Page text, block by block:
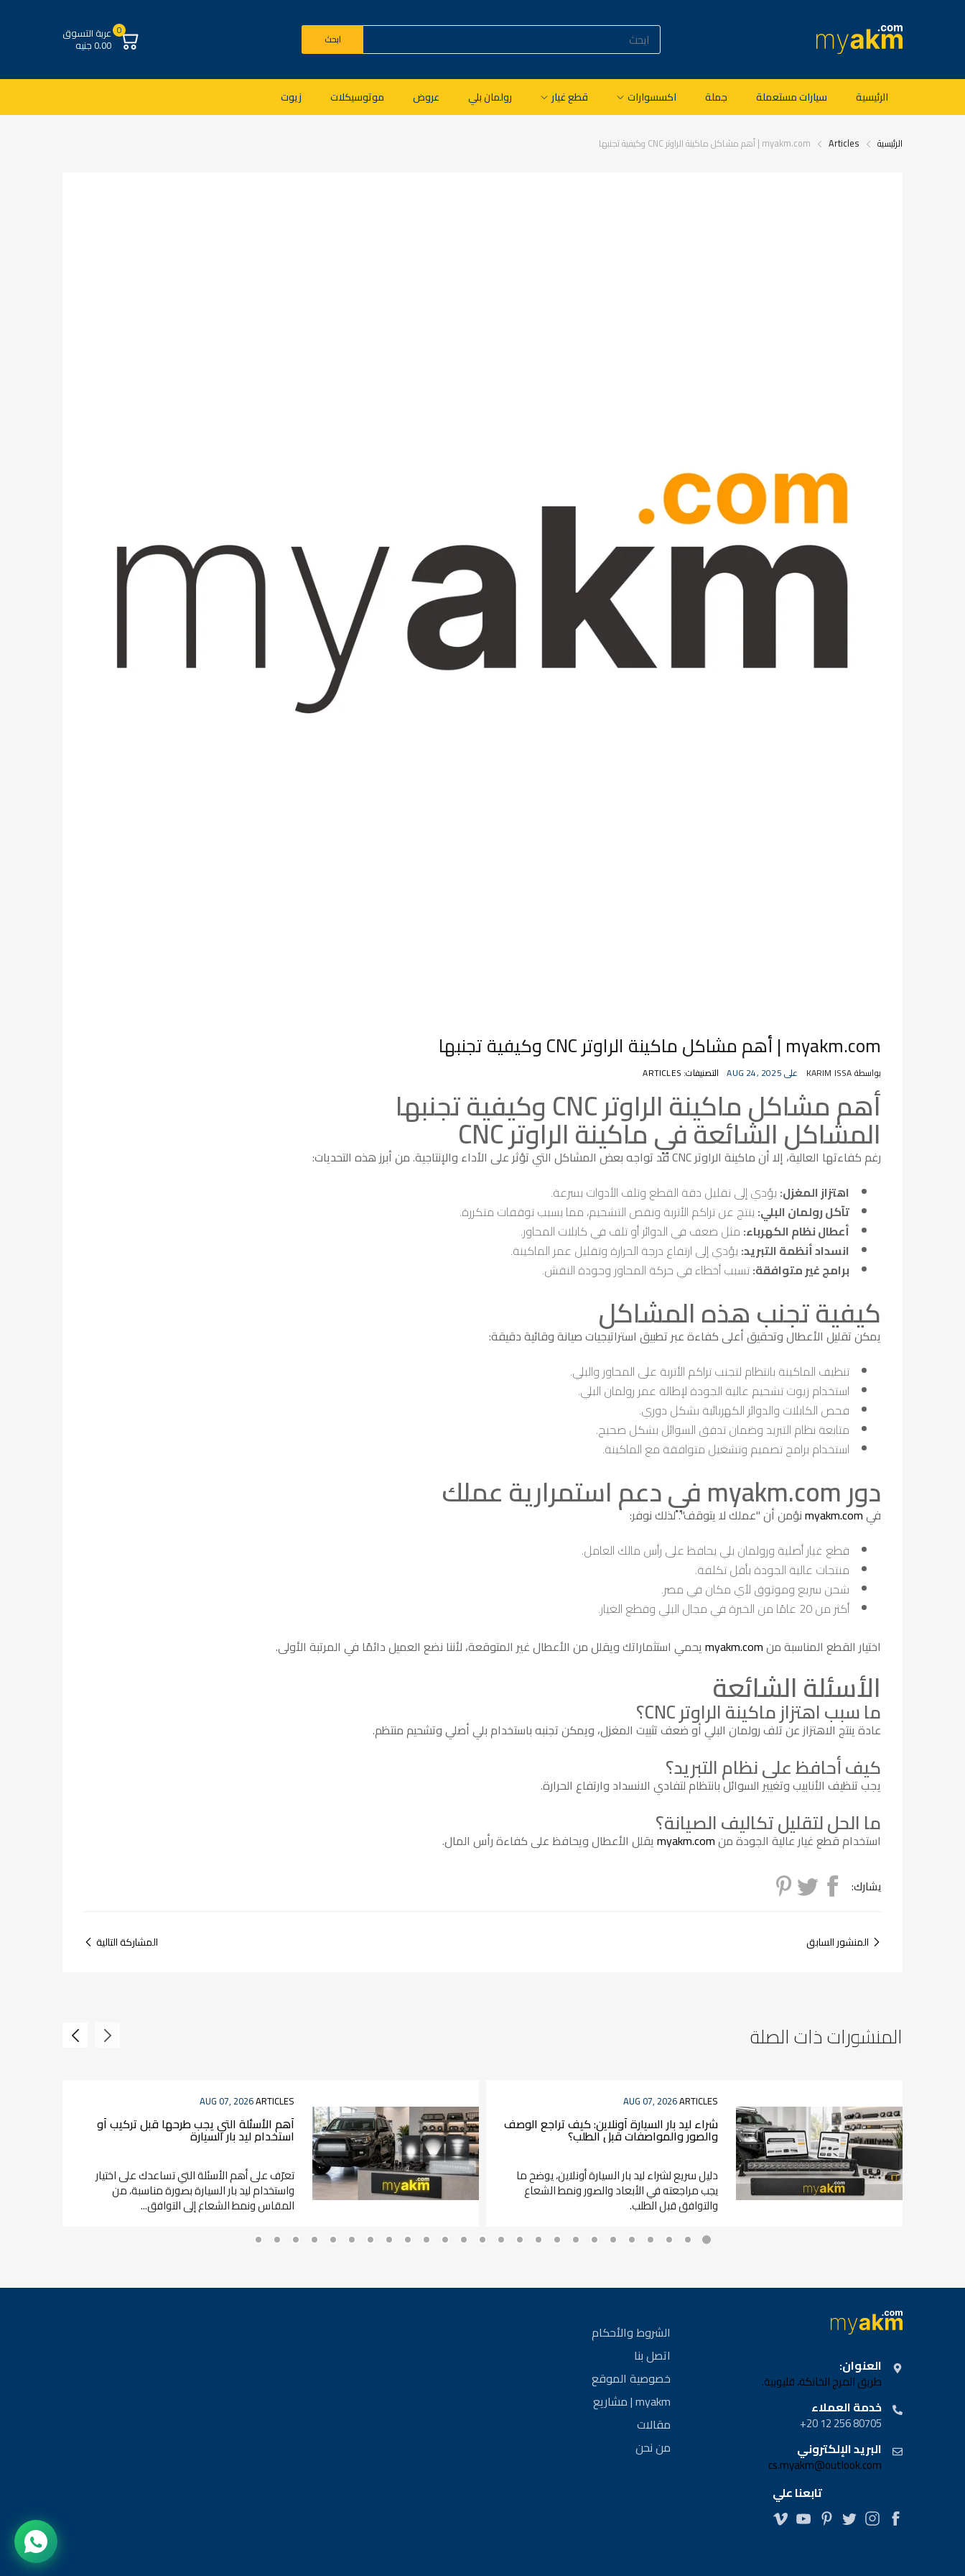
ابحث
0 عربة التسوق
0.00 جنيه
الرئيسية سيارات مستعملة جملة اكسسوارات قطع غيار رولمان بلي عروض موتوسيكلات زيوت
الرئيسية Articles myakm.com | أهم مشاكل ماكينة الراوتر CNC وكيفية تجنبها
myakm.com | أهم مشاكل ماكينة الراوتر CNC وكيفية تجنبها
بواسطة KARIM ISSA على AUG 24, 2025 التصنيفات: ARTICLES
أهم مشاكل ماكينة الراوتر CNC وكيفية تجنبها
المشاكل الشائعة في ماكينة الراوتر CNC
رغم كفاءتها العالية، إلا أن ماكينة الراوتر CNC قد تواجه بعض المشاكل التي تؤثر على الأداء والإنتاجية. من أبرز هذه التحديات:
اهتزاز المغزل:يؤدي إلى تقليل دقة القطع وتلف الأدوات بسرعة.
تآكل رولمان البلي:ينتج عن تراكم الأتربة ونقص التشحيم، مما يسبب توقفات متكررة.
أعطال نظام الكهرباء: مثل ضعف في الدوائر أو تلف في كابلات المحاور.
انسداد أنظمة التبريد:يؤدي إلى ارتفاع درجة الحرارة وتقليل عمر الماكينة.
برامج غير متوافقة:تسبب أخطاء في حركة المحاور وجودة النقش.
كيفية تجنب هذه المشاكل
يمكن تقليل الأعطال وتحقيق أعلى كفاءة عبر تطبيق استراتيجيات صيانة وقائية دقيقة:
تنظيف الماكينة بانتظام لتجنب تراكم الأتربة على المحاور والبلي.
استخدام زيوت تشحيم عالية الجودة لإطالة عمر رولمان البلي.
فحص الكابلات والدوائر الكهربائية بشكل دوري.
متابعة نظام التبريد وضمان تدفق السوائل بشكل صحيح.
استخدام برامج تصميم وتشغيل متوافقة مع الماكينة.
دور myakm.com في دعم استمرارية عملك
فيmyakm.comنؤمن أن "عملك لا يتوقف". لذلك نوفر:
قطع غيار أصلية ورولمان بلي يحافظ على رأس مالك العامل.
منتجات عالية الجودة بأقل تكلفة.
شحن سريع وموثوق لأي مكان في مصر.
أكثر من 20 عامًا من الخبرة في مجال البلي وقطع الغيار.
اختيار القطع المناسبة منmyakm.comيحمي استثماراتك ويقلل من الأعطال غير المتوقعة، لأننا نضع العميل دائمًا في المرتبة الأولى.
الأسئلة الشائعة
ما سبب اهتزاز ماكينة الراوتر CNC؟
عادة ينتج الاهتزاز عن تلف رولمان البلي أو ضعف تثبيت المغزل، ويمكن تجنبه باستخدام بلي أصلي وتشحيم منتظم.
كيف أحافظ على نظام التبريد؟
يجب تنظيف الأنابيب وتغيير السوائل بانتظام لتفادي الانسداد وارتفاع الحرارة.
ما الحل لتقليل تكاليف الصيانة؟
استخدام قطع غيار عالية الجودة منmyakm.comيقلل الأعطال ويحافظ على كفاءة رأس المال.
يشارك:
المنشور السابق المشاركة التالية
المنشورات ذات الصلة
AUG 07, 2026ARTICLES
شراء ليد بار السيارة أونلاين: كيف تراجع الوصف
والصور والمواصفات قبل الطلب؟
دليل سريع لشراء ليد بار السيارة أونلاين، يوضح ما
يجب مراجعته في الأبعاد والصور ونمط الشعاع
والتوافق قبل الطلب.
AUG 07, 2026ARTICLES
أهم الأسئلة التي يجب طرحها قبل تركيب أو
استخدام ليد بار السيارة
تعرّف على أهم الأسئلة التي تساعدك على اختيار
واستخدام ليد بار السيارة بصورة مناسبة، من
المقاس ونمط الشعاع إلى التوافق...
العنوان:
طريق المرج الخانكة، قليوبية.
خدمة العملاء
80705 256 12 20+
البريد الإلكتروني
cs.myakm@outlook.com
تابعنا علي
الشروط والأحكام
اتصل بنا
خصوصية الموقع
myakm | مشاريع
مقالات
من نحن